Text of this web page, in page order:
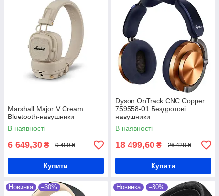
Marshall Major V Cream
Bluetooth-навушники
В наявності
6 649,30 ₴ 9 499 ₴
Купити
Dyson OnTrack CNC Copper
759558-01 Бездротові
навушники
В наявності
18 499,60 ₴ 26 428 ₴
Купити
Новинка –30% Новинка –30%